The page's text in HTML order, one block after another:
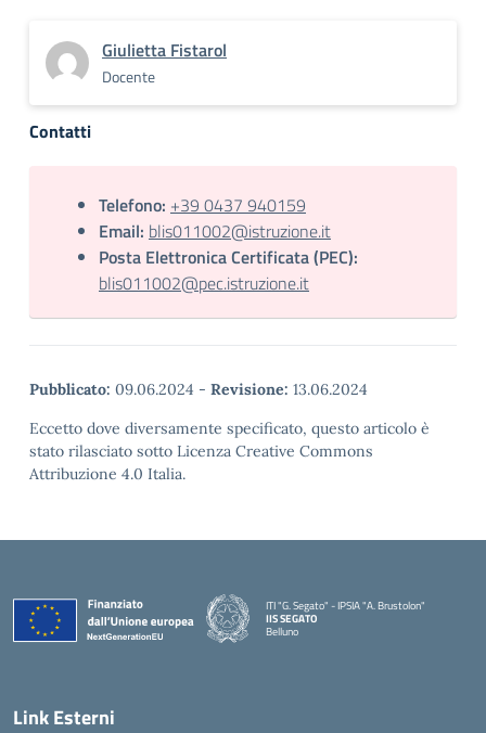
Giulietta Fistarol
Docente
Contatti
Telefono: +39 0437 940159
Email: blis011002@istruzione.it
Posta Elettronica Certificata (PEC):
blis011002@pec.istruzione.it
Pubblicato: 09.06.2024 - Revisione: 13.06.2024
Eccetto dove diversamente specificato, questo articolo è
stato rilasciato sotto Licenza Creative Commons
Attribuzione 4.0 Italia.
ITI "G. Segato" - IPSIA "A. Brustolon"
IIS SEGATO
Belluno
Link Esterni